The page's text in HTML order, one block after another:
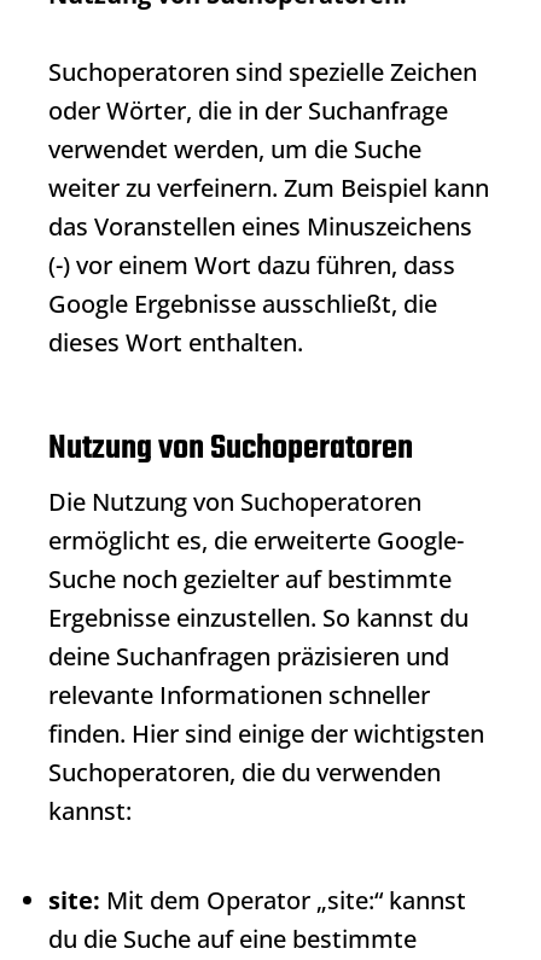
Suchoperatoren sind spezielle Zeichen
oder Wörter, die in der Suchanfrage
verwendet werden, um die Suche
weiter zu verfeinern. Zum Beispiel kann
das Voranstellen eines Minuszeichens
(-) vor einem Wort dazu führen, dass
Google Ergebnisse ausschließt, die
dieses Wort enthalten.
Nutzung von Suchoperatoren
Die Nutzung von Suchoperatoren
ermöglicht es, die erweiterte Google-
Suche noch gezielter auf bestimmte
Ergebnisse einzustellen. So kannst du
deine Suchanfragen präzisieren und
relevante Informationen schneller
finden. Hier sind einige der wichtigsten
Suchoperatoren, die du verwenden
kannst:
site: Mit dem Operator „site:“ kannst
du die Suche auf eine bestimmte